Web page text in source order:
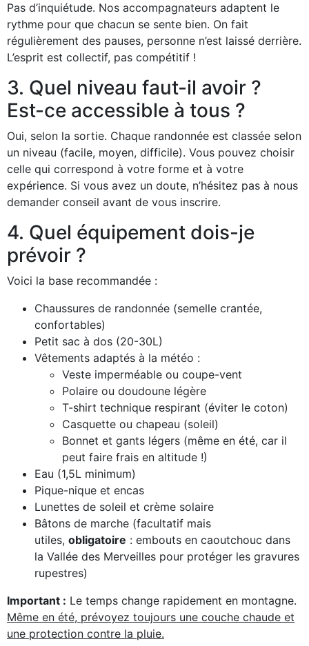
Pas d’inquiétude. Nos accompagnateurs adaptent le
rythme pour que chacun se sente bien. On fait
régulièrement des pauses, personne n’est laissé derrière.
L’esprit est collectif, pas compétitif !
3. Quel niveau faut-il avoir ?
Est-ce accessible à tous ?
Oui, selon la sortie. Chaque randonnée est classée selon
un niveau (facile, moyen, difficile). Vous pouvez choisir
celle qui correspond à votre forme et à votre
expérience. Si vous avez un doute, n’hésitez pas à nous
demander conseil avant de vous inscrire.
4. Quel équipement dois-je
prévoir ?
Voici la base recommandée :
Chaussures de randonnée (semelle crantée,
confortables)
Petit sac à dos (20-30L)
Vêtements adaptés à la météo :
Veste imperméable ou coupe-vent
Polaire ou doudoune légère
T-shirt technique respirant (éviter le coton)
Casquette ou chapeau (soleil)
Bonnet et gants légers (même en été, car il
peut faire frais en altitude !)
Eau (1,5L minimum)
Pique-nique et encas
Lunettes de soleil et crème solaire
Bâtons de marche (facultatif mais
utiles, obligatoire : embouts en caoutchouc dans
la Vallée des Merveilles pour protéger les gravures
rupestres)
Important : Le temps change rapidement en montagne.
Même en été, prévoyez toujours une couche chaude et
une protection contre la pluie.